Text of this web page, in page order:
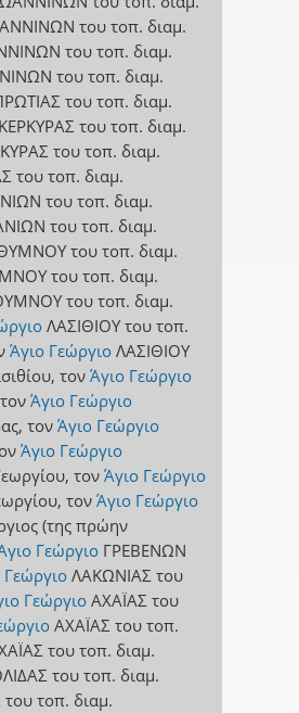
του τοπ. διαμ.
του τοπ. διαμ.
του τοπ. διαμ.
του τοπ. διαμ.
ΚΕΡΚΥΡΑΣ του τοπ. διαμ.
του τοπ. διαμ.
του τοπ. διαμ.
του τοπ. διαμ.
του τοπ. διαμ.
του τοπ. διαμ.
του τοπ. διαμ.
του τοπ. διαμ.
ΛΑΣΙΘΙΟΥ του τοπ.
Άγιο Γεώργιο ΛΑΣΙΘΙΟΥ
, τον Άγιο Γεώργιο
τον Άγιο Γεώργιο
, τον Άγιο Γεώργιο
Άγιο Γεώργιο
, τον Άγιο Γεώργιο
, τον Άγιο Γεώργιο
(της πρώην
Γεώργιο ΓΡΕΒΕΝΩΝ
Γεώργιο ΛΑΚΩΝΙΑΣ του
Γεώργιο ΑΧΑΪΑΣ του
ΑΧΑΪΑΣ του τοπ.
του τοπ. διαμ.
του τοπ. διαμ.
του τοπ. διαμ.